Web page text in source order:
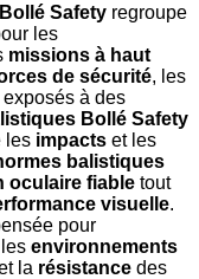
Bollé Safety regroupe
les
missions à haut
de sécurité, les
à des
Bollé Safety
les impacts et les
balistiques
oculaire fiable tout
visuelle.
pour
environnements
la résistance des